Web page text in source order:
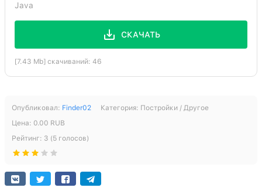
Java
СКАЧАТЬ
[7.43 Mb] скачиваний: 46
Опубликовал: Finder02 Категория: Постройки / Другое
Цена: 0.00 RUB
Рейтинг: 3 (5 голосов)